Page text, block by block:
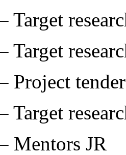
Target
Target
Project tender
Target
Mentors JR